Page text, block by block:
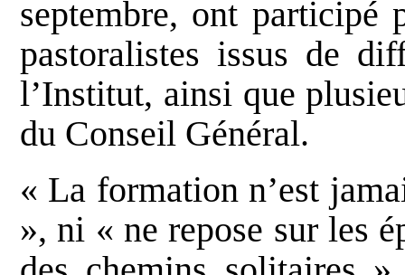
septembre, ont participé
pastoralistes issus de
l’Institut, ainsi que
du Conseil Général.
« La formation n’est
», ni « ne repose sur les